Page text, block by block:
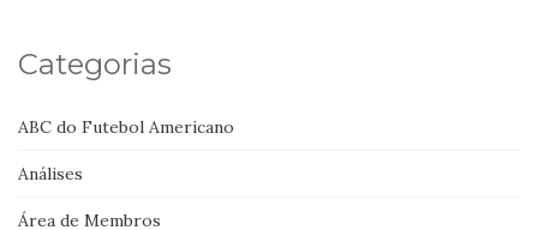
Categorias
ABC do Futebol Americano
Análises
Área de Membros